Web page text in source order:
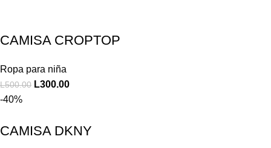
CAMISA CROPTOP
Ropa para niña
L500.00 L300.00
-40%
CAMISA DKNY